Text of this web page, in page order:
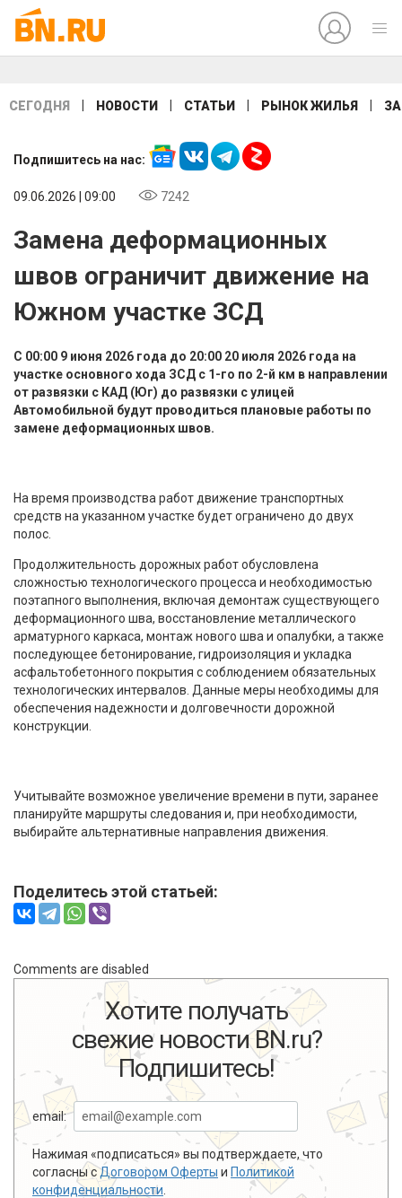
СЕГОДНЯ НОВОСТИ СТАТЬИ РЫНОК ЖИЛЬЯ
Подпишитесь на нас:
09.06.2026 | 09:00 7242
Замена деформационных
швов ограничит движение на
Южном участке ЗСД
С 00:00 9 июня 2026 года до 20:00 20 июля 2026 года на
участке основного хода ЗСД с 1-го по 2-й км в направлении
от развязки с КАД (Юг) до развязки с улицей
Автомобильной будут проводиться плановые работы по
замене деформационных швов.
На время производства работ движение транспортных
средств на указанном участке будет ограничено до двух
полос.
Продолжительность дорожных работ обусловлена
сложностью технологического процесса и необходимостью
поэтапного выполнения, включая демонтаж существующего
деформационного шва, восстановление металлического
арматурного каркаса, монтаж нового шва и опалубки, а также
последующее бетонирование, гидроизоляция и укладка
асфальтобетонного покрытия с соблюдением обязательных
технологических интервалов. Данные меры необходимы для
обеспечения надежности и долговечности дорожной
конструкции.
Учитывайте возможное увеличение времени в пути, заранее
планируйте маршруты следования и, при необходимости,
выбирайте альтернативные направления движения.
Поделитесь этой статьей:
Comments are disabled
Хотите получать
свежие новости BN.ru?
Подпишитесь!
email:
Нажимая «подписаться» вы подтверждаете, что
согласны сДоговором Оферты и Политикой
конфиденциальности